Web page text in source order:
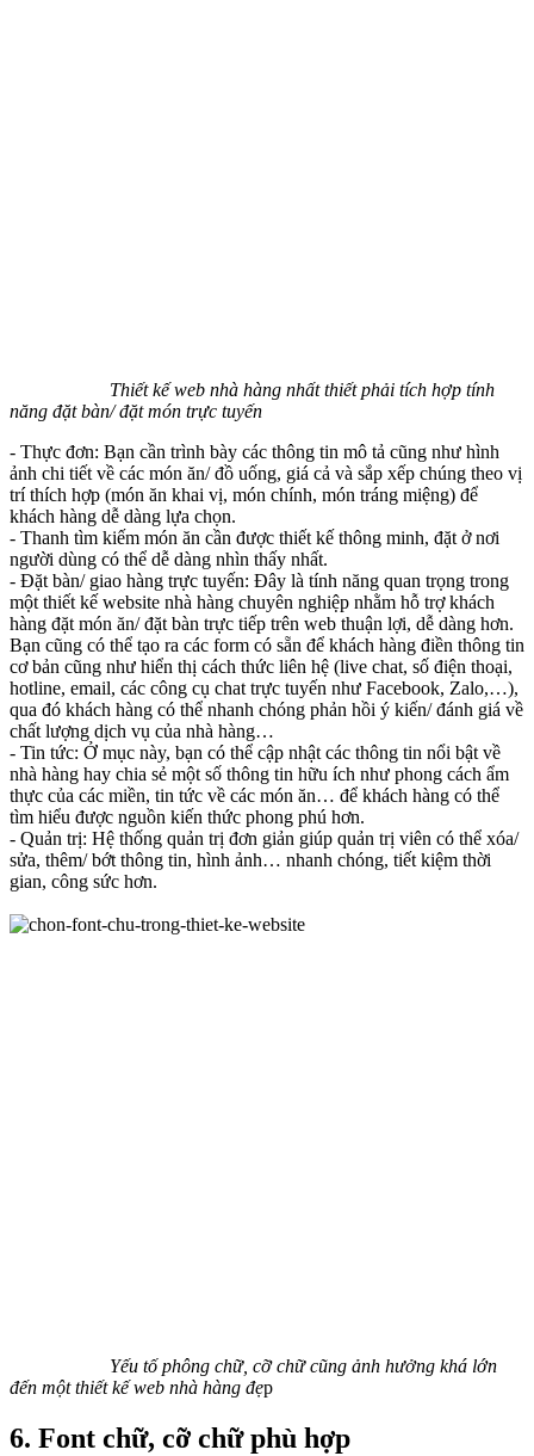
Thiết kế web nhà hàng nhất thiết phải tích hợp tính
năng đặt bàn/ đặt món trực tuyến
- Thực đơn: Bạn cần trình bày các thông tin mô tả cũng như hình
ảnh chi tiết về các món ăn/ đồ uống, giá cả và sắp xếp chúng theo vị
trí thích hợp (món ăn khai vị, món chính, món tráng miệng) để
khách hàng dễ dàng lựa chọn.
- Thanh tìm kiếm món ăn cần được thiết kế thông minh, đặt ở nơi
người dùng có thể dễ dàng nhìn thấy nhất.
- Đặt bàn/ giao hàng trực tuyến: Đây là tính năng quan trọng trong
một thiết kế website nhà hàng chuyên nghiệp nhằm hỗ trợ khách
hàng đặt món ăn/ đặt bàn trực tiếp trên web thuận lợi, dễ dàng hơn.
Bạn cũng có thể tạo ra các form có sẵn để khách hàng điền thông tin
cơ bản cũng như hiển thị cách thức liên hệ (live chat, số điện thoại,
hotline, email, các công cụ chat trực tuyến như Facebook, Zalo,…),
qua đó khách hàng có thể nhanh chóng phản hồi ý kiến/ đánh giá về
chất lượng dịch vụ của nhà hàng…
- Tin tức: Ở mục này, bạn có thể cập nhật các thông tin nổi bật về
nhà hàng hay chia sẻ một số thông tin hữu ích như phong cách ẩm
thực của các miền, tin tức về các món ăn… để khách hàng có thể
tìm hiểu được nguồn kiến thức phong phú hơn.
- Quản trị: Hệ thống quản trị đơn giản giúp quản trị viên có thể xóa/
sửa, thêm/ bớt thông tin, hình ảnh… nhanh chóng, tiết kiệm thời
gian, công sức hơn.
Yếu tố phông chữ, cỡ chữ cũng ảnh hưởng khá lớn
đến một thiết kế web nhà hàng đẹp
6. Font chữ, cỡ chữ phù hợp